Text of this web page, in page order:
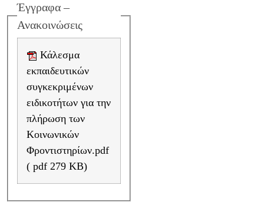
Έγγραφα –
Ανακοινώσεις
εκπαιδευτικών
συγκεκριμένων
ειδικοτήτων για την
πλήρωση των
Κοινωνικών
Φροντιστηρίων.pdf
( pdf 279 KB)